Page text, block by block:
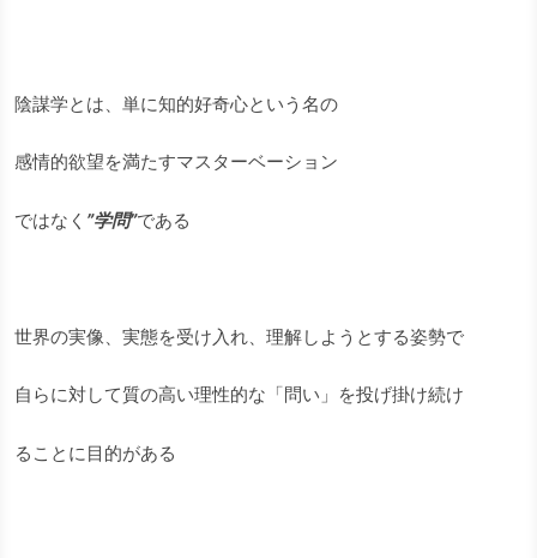
陰謀学とは、単に知的好奇心という名の
感情的欲望を満たすマスターベーション
ではなく ”学問”である
世界の実像、実態を受け入れ、理解しようとする姿勢で
自らに対して質の高い理性的な「問い」を投げ掛け続け
ることに目的がある